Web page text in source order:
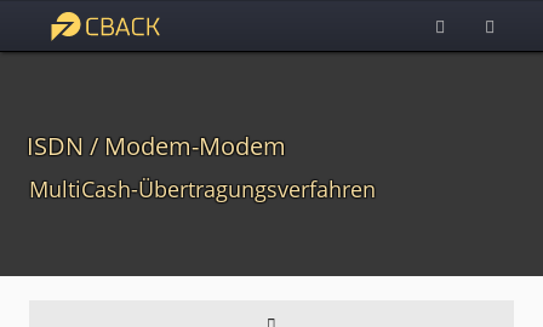
ISDN / Modem-Modem
MultiCash-Übertragungsverfahren